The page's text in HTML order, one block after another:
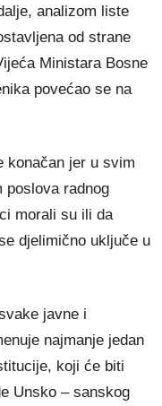
analizom liste
od strane
Ministara Bosne
povećao se na
konačan jer u svim
poslova radnog
morali su ili da
djelimično uključe u
javne i
najmanje jedan
koji će biti
Unsko – sanskog